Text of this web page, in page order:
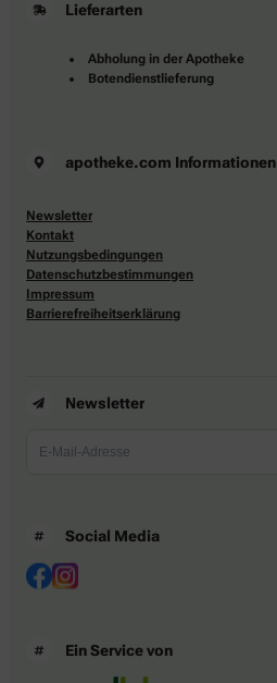
Lieferarten
Abholung in der Apotheke
Botendienstlieferung
apotheke.com Informationen
Newsletter
Kontakt
Nutzungsbedingungen
Datenschutzbestimmungen
Impressum
Barrierefreiheitserklärung
Newsletter
Social Media
Ein Service von